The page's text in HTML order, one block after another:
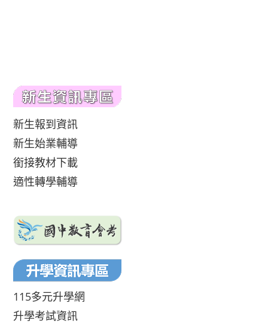
新生報到資訊
新生始業輔導
銜接教材下載
適性轉學輔導
115多元升學網
升學考試資訊